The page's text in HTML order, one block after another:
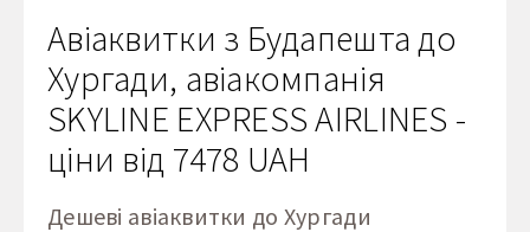
Повернення
1 + 0 + 0
Авіаквитки з Будапешта до
Хургади, авіакомпанія
SKYLINE EXPRESS AIRLINES -
ціни від 7478 UAH
Дешеві авіаквитки до Хургади